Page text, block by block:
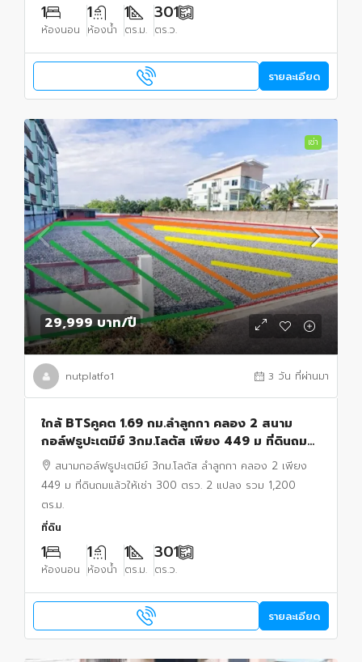
1
ห้องนอน
1
ห้องน้ำ
1
ตร.ม.
301
ตร.ว.
รายละเอียด
เช่า
29,999 บาท/ปี
nutplatfo1 3 วัน ที่ผ่านมา
ใกล้ BTSคูคต 1.69 กม.ลำลูกกา คลอง 2 สนาม
กอล์ฟธูปะเตมีย์ 3กม.โลตัส เพียง 449 ม ที่ดินถม
แล้วให้เช่า 300 ตรว. 2 แปลง รวม 1,200 ตร.ม.
สนามกอล์ฟธูปะเตมีย์ 3กม.โลตัส ลำลูกกา คลอง 2 เพียง
449 ม ที่ดินถมแล้วให้เช่า 300 ตรว. 2 แปลง รวม 1,200
ตร.ม.
ที่ดิน
1
ห้องนอน
1
ห้องน้ำ
1
ตร.ม.
301
ตร.ว.
รายละเอียด